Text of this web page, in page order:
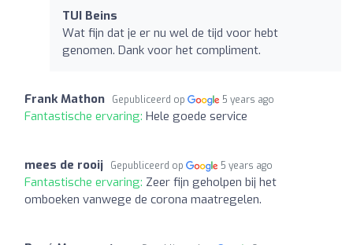
TUI Beins
Wat fijn dat je er nu wel de tijd voor hebt
genomen. Dank voor het compliment.
Frank Mathon Gepubliceerd op 5 years ago
Fantastische ervaring: Hele goede service
mees de rooij Gepubliceerd op 5 years ago
Fantastische ervaring: Zeer fijn geholpen bij het
omboeken vanwege de corona maatregelen.